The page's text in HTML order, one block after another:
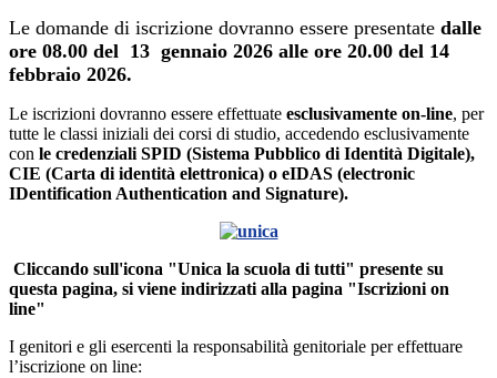
Le domande di iscrizione dovranno essere presentate dalle
ore 08.00 del 13 gennaio 2026 alle ore 20.00 del 14
febbraio 2026.
Le iscrizioni dovranno essere effettuate esclusivamente on-line, per
tutte le classi iniziali dei corsi di studio, accedendo esclusivamente
con le credenziali SPID (Sistema Pubblico di Identità Digitale),
CIE (Carta di identità elettronica) o eIDAS (electronic
IDentification Authentication and Signature).
Cliccando sull'icona "Unica la scuola di tutti" presente su
questa pagina, si viene indirizzati alla pagina "Iscrizioni on
line"
I genitori e gli esercenti la responsabilità genitoriale per effettuare
l’iscrizione on line: